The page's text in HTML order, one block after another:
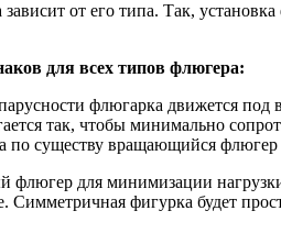
зависит от его типа. Так,
для всех типов флюгера:
флюгарка движется
так, чтобы минимально
по существу вращающийся флюгер
флюгер для минимизации
Симметричная фигурка будет